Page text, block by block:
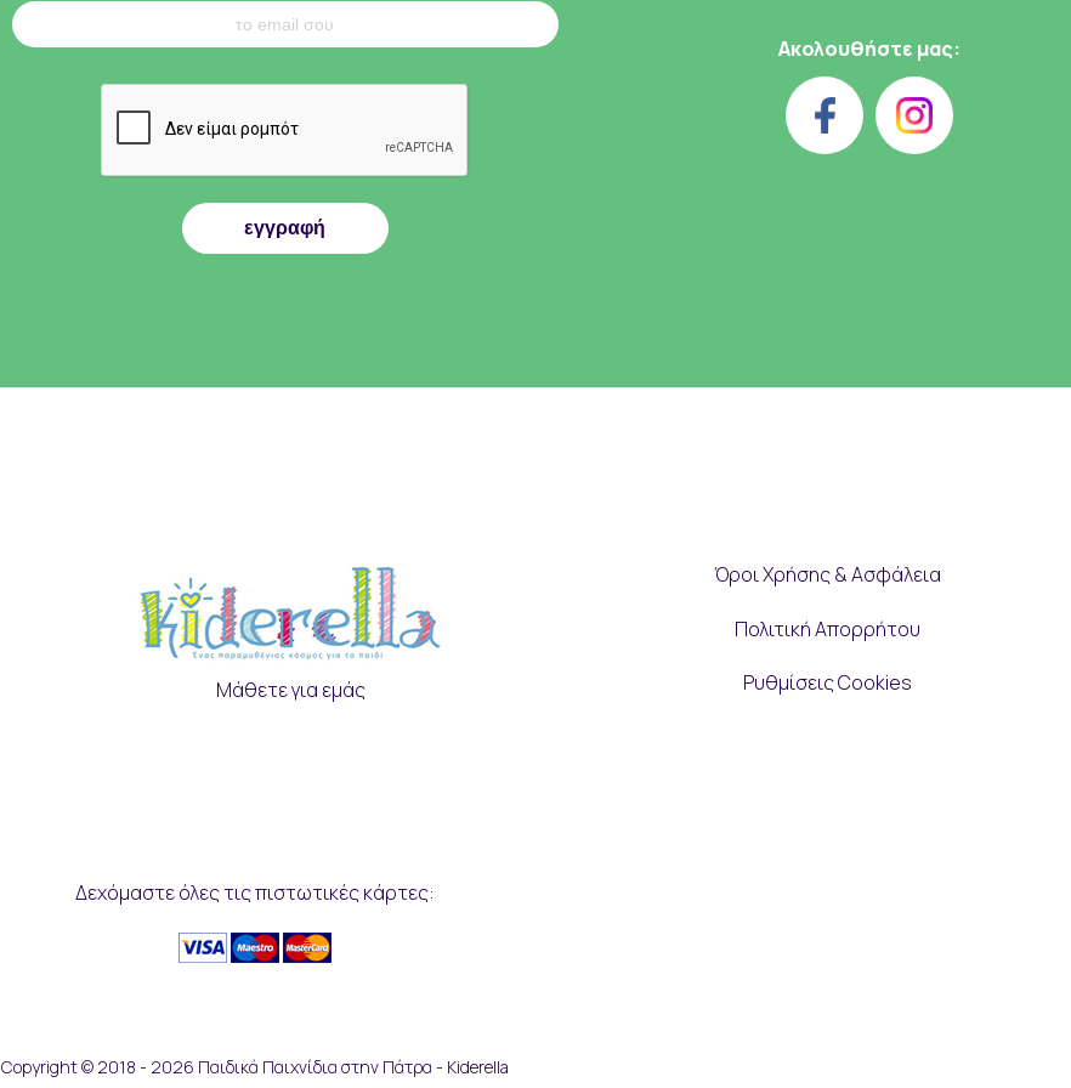
εγγραφή
Ακολουθήστε μας:
Μάθετε για εμάς
Όροι Χρήσης & Ασφάλεια
Πολιτική Απορρήτου
Ρυθμίσεις Cookies
Δεχόμαστε όλες τις πιστωτικές κάρτες:
Copyright © 2018 - 2026 Παιδικά Παιχνίδια στην Πάτρα - Kiderella